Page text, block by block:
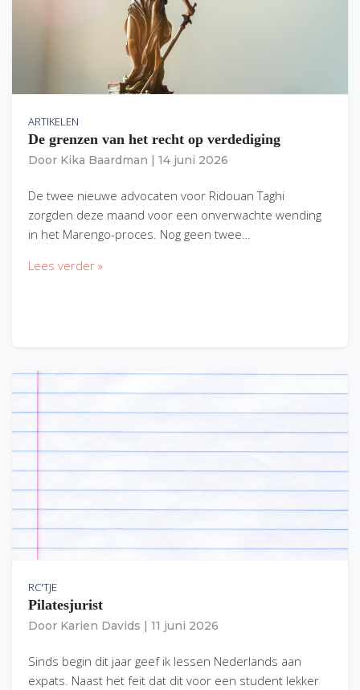
ARTIKELEN
De grenzen van het recht op verdediging
Door Kika Baardman 14 juni 2026
De twee nieuwe advocaten voor Ridouan Taghi
zorgden deze maand voor een onverwachte wending
in het Marengo-proces. Nog geen twee…
Lees verder »
RC'TJE
Pilatesjurist
Door Karien Davids 11 juni 2026
Sinds begin dit jaar geef ik lessen Nederlands aan
expats. Naast het feit dat dit voor een student lekker